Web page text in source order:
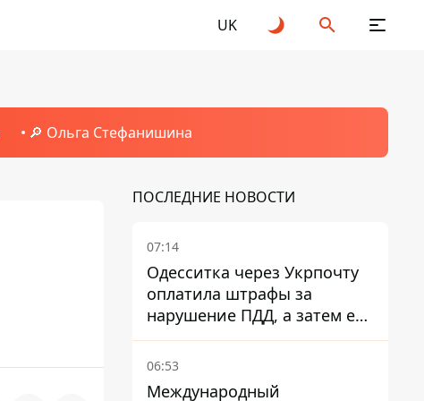
UK
🔎 Ольга Стефанишина
ПОСЛЕДНИЕ НОВОСТИ
07:14
Одесситка через Укрпочту
оплатила штрафы за
нарушение ПДД, а затем ее
счета заблокировали - в
чем причина и что решил
06:53
Международный